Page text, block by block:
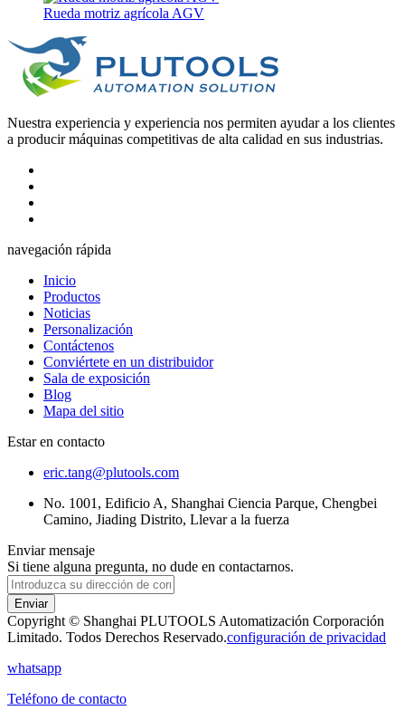
Rueda motriz agrícola AGV
Nuestra experiencia y experiencia nos permiten ayudar a los clientes
a producir máquinas competitivas de alta calidad en sus industrias.
navegación rápida
Inicio
Productos
Noticias
Personalización
Contáctenos
Conviértete en un distribuidor
Sala de exposición
Blog
Mapa del sitio
Estar en contacto
eric.tang@plutools.com
No. 1001, Edificio A, Shanghai Ciencia Parque, Chengbei
Camino, Jiading Distrito, Llevar a la fuerza
Enviar mensaje
Si tiene alguna pregunta, no dude en contactarnos.
Enviar
Copyright © Shanghai PLUTOOLS Automatización Corporación
Limitado. Todos Derechos Reservado.configuración de privacidad
whatsapp
Teléfono de contacto